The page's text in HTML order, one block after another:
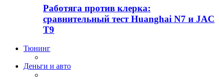
Работяга против клерка:
сравнительный тест Huanghai N7 и JAC
T9
Тюнинг
Деньги и авто